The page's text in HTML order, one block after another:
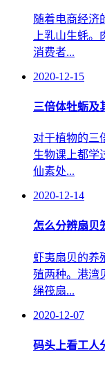
随着电商经济
上乳山生蚝
消费者...
2020-12-15
三倍体牡蛎及
对于植物的三
生物课上都学
仙素处...
2020-12-14
怎么分辨扇贝
虾夷扇贝的养
殖两种。港湾
绳筏扇...
2020-12-07
码头上看工人